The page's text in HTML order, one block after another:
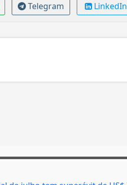
Telegram LinkedIn